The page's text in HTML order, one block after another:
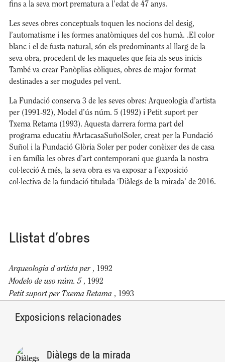
fins a la seva mort prematura a l’edat de 47 anys.
Les seves obres conceptuals toquen les nocions del desig,
l’automatisme i les formes anatòmiques del cos humà. .El color
blanc i el de fusta natural, són els predominants al llarg de la
seva obra, procedent de les maquetes que feia als seus inicis
També va crear Panòplias eòliques, obres de major format
destinades a ser mogudes pel vent.
La Fundació conserva 3 de les seves obres: Arqueologia d’artista
per (1991-92), Model d’ús núm. 5 (1992) i Petit suport per
Txema Retama (1993). Aquesta darrera forma part del
programa educatiu #ArtacasaSuñolSoler, creat per la Fundació
Suñol i la Fundació Glòria Soler per poder conèixer des de casa
i en família les obres d’art contemporani que guarda la nostra
col·lecció A més, la seva obra es va exposar a l’exposició
col·lectiva de la fundació titulada ‘Diàlegs de la mirada’ de 2016.
Llistat d’obres
Arqueologia d'artista per , 1992
Modelo de uso núm. 5 , 1992
Petit suport per Txema Retama , 1993
Exposicions relacionades
Diàlegs de la mirada